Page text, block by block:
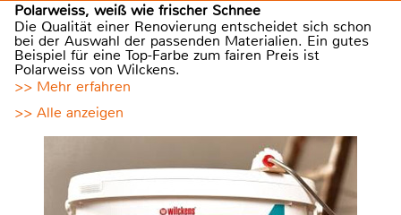
Polarweiss, weiß wie frischer Schnee
Die Qualität einer Renovierung entscheidet sich schon
bei der Auswahl der passenden Materialien. Ein gutes
Beispiel für eine Top-Farbe zum fairen Preis ist
Polarweiss von Wilckens.
>> Mehr erfahren
>> Alle anzeigen